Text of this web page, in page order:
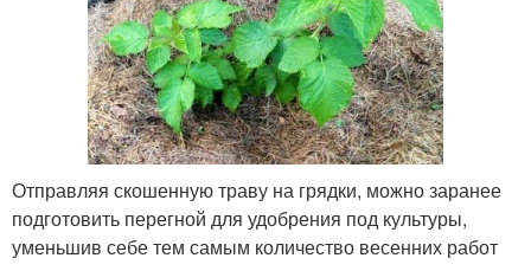
Отправляя скошенную траву на грядки, можно заранее
подготовить перегной для удобрения под культуры,
уменьшив себе тем самым количество весенних работ